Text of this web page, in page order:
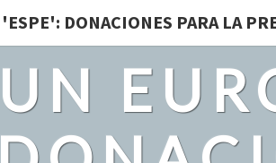
'ESPE': DONACIONES PARA LA
UN